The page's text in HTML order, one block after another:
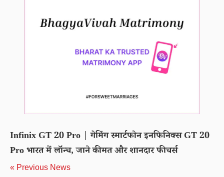
Infinix GT 20 Pro | गेमिंग स्मार्टफोन इनफिनिक्स GT 20
Pro भारत में लॉन्च, जाने कीमत और शानदार फीचर्स
« Previous News